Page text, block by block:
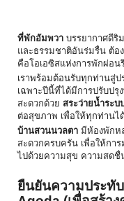
ที่พักอัมพวา บรรยากาศดีริ
และธรรมชาติอันร่มรื่น ต้อ
คือโอเอซิสแห่งการพักผ่อน
เราพร้อมต้อนรับทุกท่านสู่ป
เฉพาะปีนี้ที่ได้มีการปรับปรุ
สะดวกด้วย สระว่ายน้ำระบ
ต่อสุขภาพ เพื่อให้ทุกท่านไ
บ้านสวนนวลตา มีห้องพักห
สะดวกครบครัน เพื่อให้การ
ไปด้วยความสุข ความสดชื่
ยืนยันความประทั